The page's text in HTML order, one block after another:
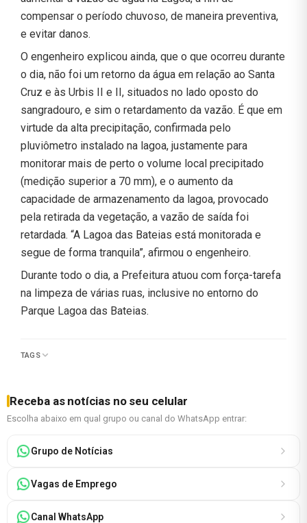
compensar o período chuvoso, de maneira preventiva,
e evitar danos.
O engenheiro explicou ainda, que o que ocorreu durante
o dia, não foi um retorno da água em relação ao Santa
Cruz e às Urbis II e II, situados no lado oposto do
sangradouro, e sim o retardamento da vazão. É que em
virtude da alta precipitação, confirmada pelo
pluviômetro instalado na lagoa, justamente para
monitorar mais de perto o volume local precipitado
(medição superior a 70 mm), e o aumento da
capacidade de armazenamento da lagoa, provocado
pela retirada da vegetação, a vazão de saída foi
retardada. “A Lagoa das Bateias está monitorada e
segue de forma tranquila”, afirmou o engenheiro.
Durante todo o dia, a Prefeitura atuou com força-tarefa
na limpeza de várias ruas, inclusive no entorno do
Parque Lagoa das Bateias.
TAGS
Receba as notícias no seu celular
Escolha abaixo em qual grupo ou canal do WhatsApp entrar:
Grupo de Notícias
Vagas de Emprego
Canal WhatsApp